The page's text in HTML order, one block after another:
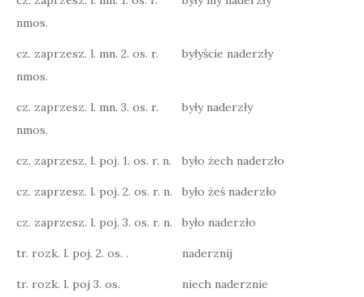
nmos.
cz. zaprzesz. l. mn. 2. os. r.
nmos.
byłyście naderzły
cz. zaprzesz. l. mn. 3. os. r.
nmos.
były naderzły
cz. zaprzesz. l. poj. 1. os. r. n. było żech naderzło
cz. zaprzesz. l. poj. 2. os. r. n. było żeś naderzło
cz. zaprzesz. l. poj. 3. os. r. n. było naderzło
tr. rozk. l. poj. 2. os. . naderznij
tr. rozk. l. poj 3. os. niech naderznie